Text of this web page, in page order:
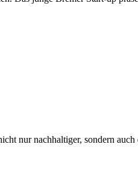
nur nachhaltiger, sondern auch